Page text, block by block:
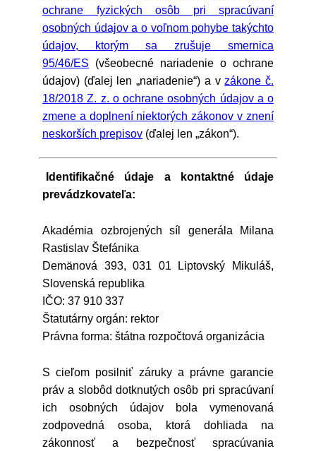
ochrane fyzických osôb pri spracúvaní
osobných údajov a o voľnom pohybe takýchto
údajov, ktorým sa zrušuje smernica
95/46/ES (všeobecné nariadenie o ochrane
údajov) (ďalej len „nariadenie“) a vzákone č.
18/2018 Z. z. o ochrane osobných údajov a o
zmene a doplnení niektorých zákonov v znení
neskorších prepisov (ďalej len „zákon“).
Identifikačné údaje a kontaktné údaje
prevádzkovateľa:
Akadémia ozbrojených síl generála Milana
Rastislav Štefánika
Demänová 393, 031 01 Liptovský Mikuláš,
Slovenská republika
IČO: 37 910 337
Štatutárny orgán: rektor
Právna forma: štátna rozpočtová organizácia
S cieľom posilniť záruky a právne garancie
práv a slobôd dotknutých osôb pri spracúvaní
ich osobných údajov bola vymenovaná
zodpovedná osoba, ktorá dohliada na
zákonnosť a bezpečnosť spracúvania